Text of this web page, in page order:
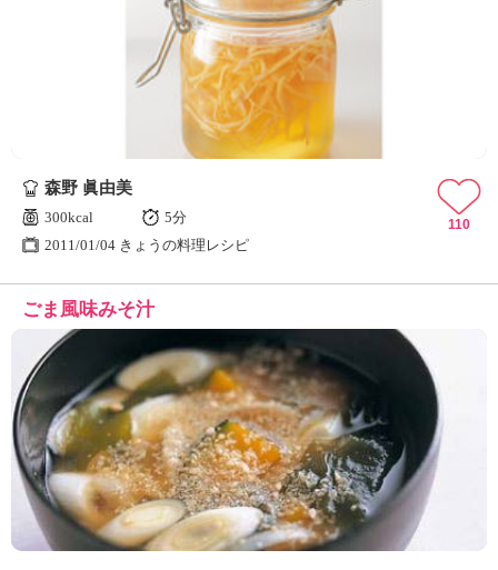
料
理
」
森野 眞由美
300kcal
5分
2011/01/04 きょうの料理レシピ
110
ごま風味みそ汁